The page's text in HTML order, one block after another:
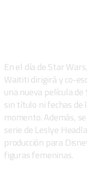
En el día de Star
Waititi dirigirá y co-
una nueva película
sin título ni fechas
momento. Además,
serie de Leslye
producción para
figuras femeninas.